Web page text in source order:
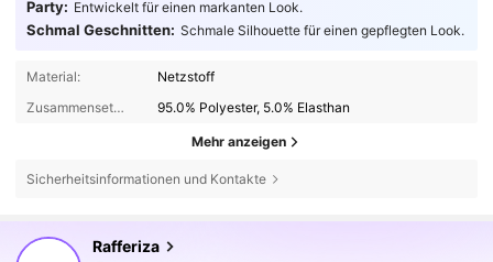
Party: Entwickelt für einen markanten Look.
Schmal Geschnitten: Schmale Silhouette für einen gepflegten Look.
Material:
Netzstoff
Zusammensetzung:
95.0% Polyester, 5.0% Elasthan
Mehr anzeigen
Sicherheitsinformationen und Kontakte
Rafferiza
r***wistVor 10 Minuten